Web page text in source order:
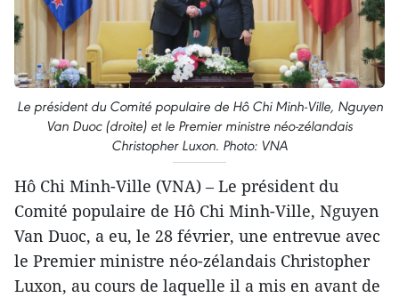
Le président du Comité populaire de Hô Chi Minh-Ville, Nguyen
Van Duoc (droite) et le Premier ministre néo-zélandais
Christopher Luxon. Photo: VNA
Hô Chi Minh-Ville (VNA) – Le président du
Comité populaire de Hô Chi Minh-Ville, Nguyen
Van Duoc, a eu, le 28 février, une entrevue avec
le Premier ministre néo-zélandais Christopher
Luxon, au cours de laquelle il a mis en avant de